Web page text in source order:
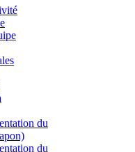
du
du